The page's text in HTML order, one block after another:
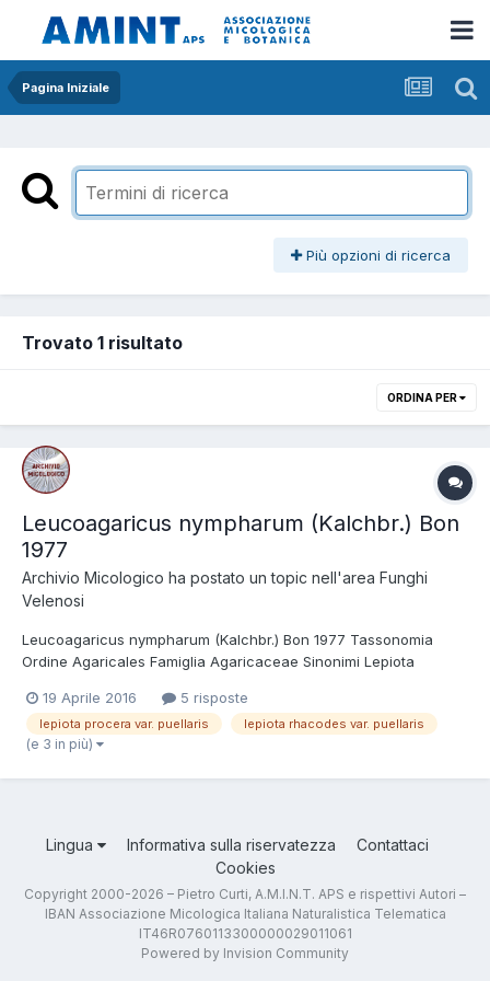
Pagina Iniziale
Più opzioni di ricerca
Trovato 1 risultato
ORDINA PER
Leucoagaricus nympharum (Kalchbr.) Bon
1977
Archivio Micologico ha postato un topic nell'area Funghi
Velenosi
Leucoagaricus nympharum (Kalchbr.) Bon 1977 Tassonomia
Ordine Agaricales Famiglia Agaricaceae Sinonimi Lepiota
puellaris (Fr.) Sacc. 1897 Lepiota rhacodes var. puellaris (Fr.)
Sacc. 1887 Macrolepiota nympharum (Ka...
19 Aprile 2016 5 risposte
lepiota procera var. puellaris lepiota rhacodes var. puellaris
(e 3 in più)
Lingua Informativa sulla riservatezza
Contattaci
Cookies
Copyright 2000-2026 – Pietro Curti, A.M.I.N.T. APS e rispettivi Autori –
IBAN Associazione Micologica Italiana Naturalistica Telematica
IT46R0760113300000029011061
Powered by Invision Community